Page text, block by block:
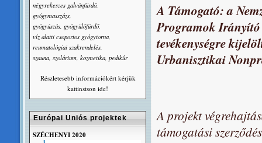
A Támogató: a
Programok Irányító
tevékenységre
Urbanisztikai
A projekt
támogatási
négyrekeszes galvánfürdõ,
gyógymasszázs,
gyógyúszás, gyógyülõfürdő,
víz alatti csoportos gyógytorna,
reumatológiai szakrendelés,
szauna, szolárium, kozmetika, pedikûr
Részletesebb információkért kérjük
kattinstson ide!
Európai Uniós projektek
SZÉCHENYI 2020